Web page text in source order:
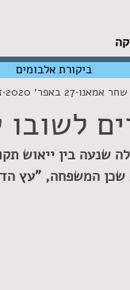
שחר אמאנו 27 באפר׳ 2020
שנעה בין ייאוש
המשפחה, "עץ
ביקורת אלבומים